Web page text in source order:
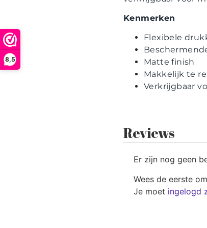
8,5
Kenmerken
Flexibele
Matte finish
Makkelijk te
Verkrijgbaar
Reviews
Er zijn nog geen
Wees de eerste
Je moet ingelogd